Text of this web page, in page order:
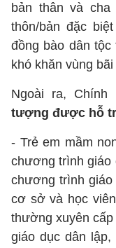
bản thân và
thôn/bản đặc
đồng bào dân
khó khăn vùng
Ngoài ra, Chính
tượng được hỗ
- Trẻ em mầm
chương trình giáo
chương trình
cơ sở và học
thường xuyên
giáo dục dân